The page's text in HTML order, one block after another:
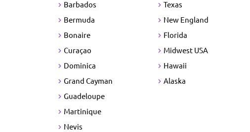
Barbados
Bermuda
Bonaire
Curaçao
Dominica
Grand Cayman
Guadeloupe
Martinique
Nevis
Texas
New England
Florida
Midwest USA
Hawaii
Alaska